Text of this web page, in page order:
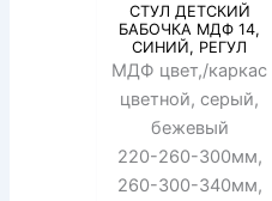
СТУЛ ДЕТСКИЙ
БАБОЧКА МДФ 14,
СИНИЙ, РЕГУЛ
МДФ цвет,/каркас
цветной, серый,
бежевый
220-260-300мм,
260-300-340мм,